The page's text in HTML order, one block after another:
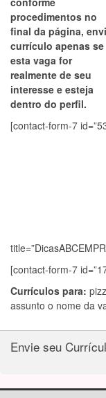
procedimentos no
final da página,
currículo apenas se
esta vaga for
realmente de seu
interesse e esteja
dentro do perfil.
[contact-form-7
[contact-form-7
Currículos para:
assunto o nome da
Envie seu